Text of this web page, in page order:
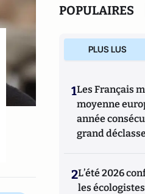
POPULAIRES
PLUS LUS
1Les Français
moyenne
année
grand
2L’été 2026
les